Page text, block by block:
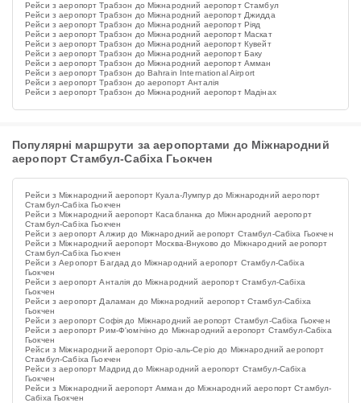
Рейси з аеропорт Трабзон до Міжнародний аеропорт Стамбул
Рейси з аеропорт Трабзон до Міжнародний аеропорт Джидда
Рейси з аеропорт Трабзон до Міжнародний аеропорт Ріяд
Рейси з аеропорт Трабзон до Міжнародний аеропорт Маскат
Рейси з аеропорт Трабзон до Міжнародний аеропорт Кувейт
Рейси з аеропорт Трабзон до Міжнародний аеропорт Баку
Рейси з аеропорт Трабзон до Міжнародний аеропорт Амман
Рейси з аеропорт Трабзон до Bahrain International Airport
Рейси з аеропорт Трабзон до аеропорт Анталія
Рейси з аеропорт Трабзон до Міжнародний аеропорт Мадінах
Популярні маршрути за аеропортами до Міжнародний
аеропорт Стамбул-Сабіха Гьокчен
Рейси з Міжнародний аеропорт Куала-Лумпур до Міжнародний аеропорт
Стамбул-Сабіха Гьокчен
Рейси з Міжнародний аеропорт Касабланка до Міжнародний аеропорт
Стамбул-Сабіха Гьокчен
Рейси з аеропорт Алжир до Міжнародний аеропорт Стамбул-Сабіха Гьокчен
Рейси з Міжнародний аеропорт Москва-Внуково до Міжнародний аеропорт
Стамбул-Сабіха Гьокчен
Рейси з Аеропорт Багдад до Міжнародний аеропорт Стамбул-Сабіха
Гьокчен
Рейси з аеропорт Анталія до Міжнародний аеропорт Стамбул-Сабіха
Гьокчен
Рейси з аеропорт Даламан до Міжнародний аеропорт Стамбул-Сабіха
Гьокчен
Рейси з аеропорт Софія до Міжнародний аеропорт Стамбул-Сабіха Гьокчен
Рейси з аеропорт Рим-Ф'юмічіно до Міжнародний аеропорт Стамбул-Сабіха
Гьокчен
Рейси з Міжнародний аеропорт Оріо-аль-Серіо до Міжнародний аеропорт
Стамбул-Сабіха Гьокчен
Рейси з аеропорт Мадрид до Міжнародний аеропорт Стамбул-Сабіха
Гьокчен
Рейси з Міжнародний аеропорт Амман до Міжнародний аеропорт Стамбул-
Сабіха Гьокчен